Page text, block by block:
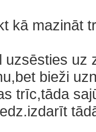
kā mazināt
uzsēsties uz
bieži
trīc,tāda